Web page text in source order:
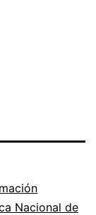
Nacional de